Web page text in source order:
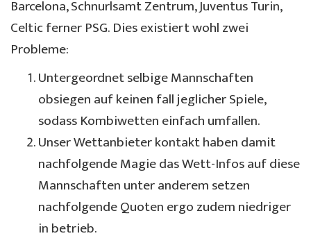
Barcelona, Schnurlsamt Zentrum, Juventus Turin,
Celtic ferner PSG. Dies existiert wohl zwei
Probleme:
Untergeordnet selbige Mannschaften
obsiegen auf keinen fall jeglicher Spiele,
sodass Kombiwetten einfach umfallen.
Unser Wettanbieter kontakt haben damit
nachfolgende Magie das Wett-Infos auf diese
Mannschaften unter anderem setzen
nachfolgende Quoten ergo zudem niedriger
in betrieb.